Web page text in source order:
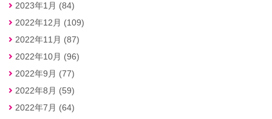
2023年1月 (84)
2022年12月 (109)
2022年11月 (87)
2022年10月 (96)
2022年9月 (77)
2022年8月 (59)
2022年7月 (64)